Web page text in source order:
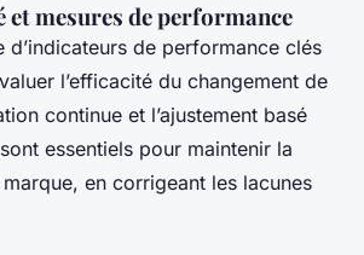
et mesures de performance
d’indicateurs de performance clés
l’efficacité du changement de
continue et l’ajustement basé
essentiels pour maintenir la
en corrigeant les lacunes